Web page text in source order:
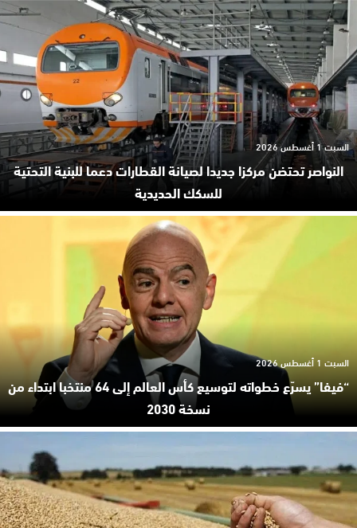
النواصر تحتضن مركزا جديدا لصيانة القطارات دعما للبنية التحتية
للسكك الحديدية
السبت 1 أغسطس 2026
“فيفا” يسرّع خطواته لتوسيع كأس العالم إلى 64 منتخبا ابتداء من
نسخة 2030
السبت 1 أغسطس 2026